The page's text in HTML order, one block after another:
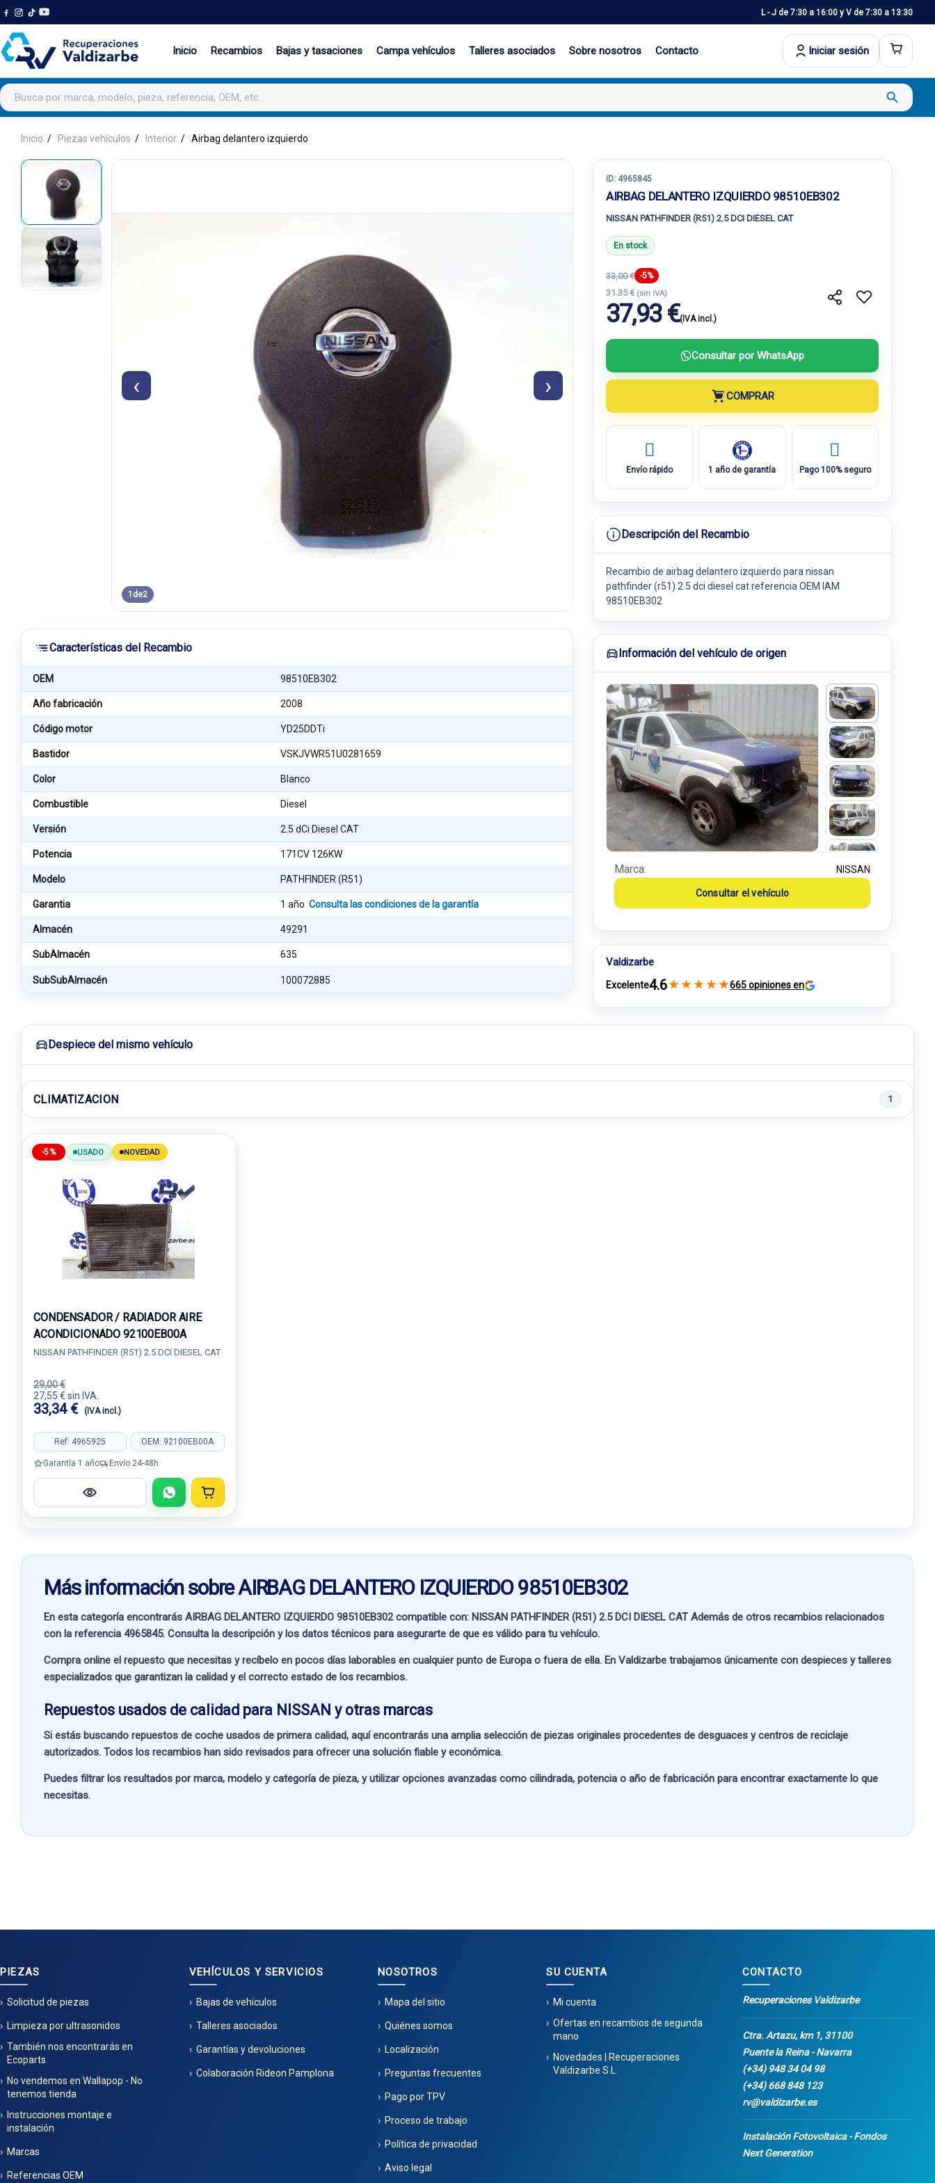
L - J de 7:30 a 16:00 y V de 7:30 a 13:30
Inicio Recambios Bajas y tasaciones Campa vehículos Talleres asociados Sobre nosotros Contacto Iniciar sesión
Buscar productos search
Inicio Piezas vehículos Interior Airbag delantero izquierdo
‹ ›
1 de2
Características del Recambio
OEM 98510EB302
Año fabricación 2008
Código motor YD25DDTi
Bastidor VSKJVWR51U0281659
Color Blanco
Combustible Diesel
Versión 2.5 dCi Diesel CAT
Potencia 171CV 126KW
Modelo PATHFINDER (R51)
Garantia 1 añoConsulta las condiciones de la garantía
Almacén 49291
SubAlmacén 635
SubSubAlmacén 100072885
ID: 4965845
AIRBAG DELANTERO IZQUIERDO 98510EB302
NISSAN PATHFINDER (R51) 2.5 DCI DIESEL CAT
En stock
33,00 € -5%
31.35 € (sin IVA)
37,93 €(IVA incl.)
Consultar por WhatsApp
COMPRAR
Envío rápido 1 año de garantía Pago 100% seguro
Descripción del Recambio
Recambio de airbag delantero izquierdo para nissan
pathfinder (r51) 2.5 dci diesel cat referencia OEM IAM
98510EB302
Información del vehículo de origen
Marca: NISSAN
Consultar el vehículo
Valdizarbe
Excelente4.6★ ★ ★ ★ ★665 opiniones en
Despiece del mismo vehículo
CLIMATIZACION 1
-5% USADO NOVEDAD
CONDENSADOR / RADIADOR AIRE
ACONDICIONADO 92100EB00A
NISSAN PATHFINDER (R51) 2.5 DCI DIESEL CAT
29,00 €
27,55 € sin IVA.
33,34 € (IVA incl.)
Ref: 4965925 OEM: 92100EB00A
Garantía 1 año Envío 24-48h
Más información sobre AIRBAG DELANTERO IZQUIERDO 98510EB302
En esta categoría encontrarás AIRBAG DELANTERO IZQUIERDO 98510EB302 compatible con: NISSAN PATHFINDER (R51) 2.5 DCI DIESEL CATAdemás de otros recambios relacionados
con la referencia 4965845. Consulta la descripción y los datos técnicos para asegurarte de que es válido para tu vehículo.
Compra online el repuesto que necesitas y recíbelo en pocos días laborables en cualquier punto de Europa o fuera de ella. En Valdizarbe trabajamos únicamente con despieces y talleres
especializados que garantizan la calidad y el correcto estado de los recambios.
Repuestos usados de calidad para NISSAN y otras marcas
Si estás buscando repuestos de coche usados de primera calidad, aquí encontrarás una amplia selección de piezas originales procedentes de desguaces y centros de reciclaje
autorizados. Todos los recambios han sido revisados para ofrecer una solución fiable y económica.
Puedes filtrar los resultados pormarca, modelo y categoría de pieza, y utilizar opciones avanzadas como cilindrada, potencia o año de fabricación para encontrar exactamente lo que
necesitas.
PIEZAS
Solicitud de piezas
Limpieza por ultrasonidos
También nos encontrarás en
Ecoparts
No vendemos en Wallapop - No
tenemos tienda
Instrucciones montaje e
instalación
Marcas
Referencias OEM
VEHÍCULOS Y SERVICIOS
Bajas de vehículos
Talleres asociados
Garantías y devoluciones
Colaboración Rideon Pamplona
NOSOTROS
Mapa del sitio
Quiénes somos
Localización
Preguntas frecuentes
Pago por TPV
Proceso de trabajo
Política de privacidad
Aviso legal
SU CUENTA
Mi cuenta
Ofertas en recambios de segunda
mano
Novedades | Recuperaciones
Valdizarbe S.L.
CONTACTO
Recuperaciones Valdizarbe
Ctra. Artazu, km 1, 31100
Puente la Reina - Navarra
(+34) 948 34 04 98
(+34) 668 848 123
rv@valdizarbe.es
Instalación Fotovoltaica - Fondos
Next Generation